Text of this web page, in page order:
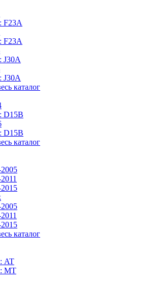
F23A
F23A
J30A
J30A
каталог
D15B
D15B
каталог
каталог
AT
MT